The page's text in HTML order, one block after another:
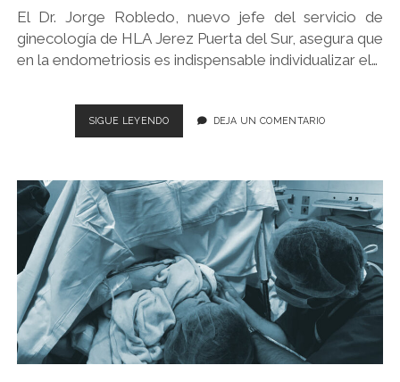
El Dr. Jorge Robledo, nuevo jefe del servicio de
ginecología de HLA Jerez Puerta del Sur, asegura que
en la endometriosis es indispensable individualizar el…
SIGUE LEYENDO“ENTRE
EL
50%
DE
LAS
MUJERES
QUE
ACUDEN
A
CONSULTAS
DE
ESTERILIDAD
SUFREN
DEJA UN COMENTARIO